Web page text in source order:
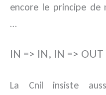
encore le principe de
…
IN => IN, IN =>
La Cnil insiste